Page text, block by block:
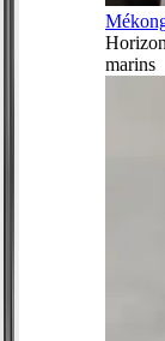
marins